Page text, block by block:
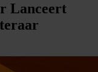
Lanceert